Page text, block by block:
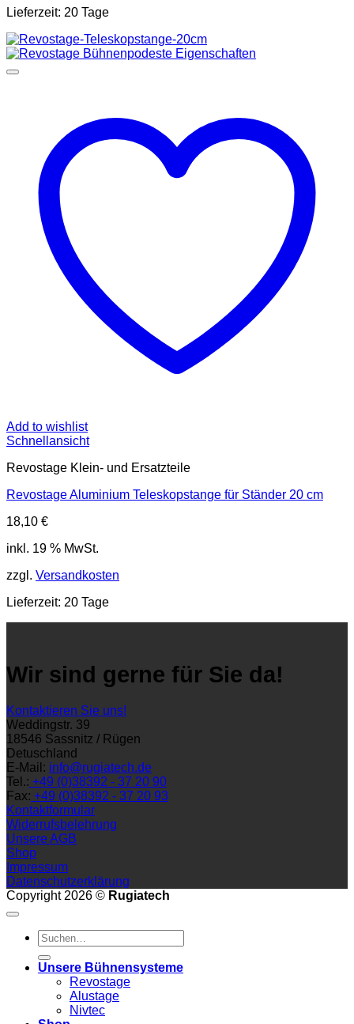
Lieferzeit: 20 Tage
Add to wishlist
Schnellansicht
Revostage Klein- und Ersatzteile
Revostage Aluminium Teleskopstange für Ständer 20 cm
18,10 €
inkl. 19 % MwSt.
zzgl. Versandkosten
Lieferzeit: 20 Tage
Wir sind gerne für Sie da!
Kontaktieren Sie uns!
Weddingstr. 39
18546 Sassnitz / Rügen
Detuschland
E-Mail: info@rugiatech.de
Tel.: +49 (0)38392 - 37 20 90
Fax: +49 (0)38392 - 37 20 93
Kontaktformular
Widerrufsbelehrung
Unsere AGB
Shop
Impressum
Datenschutzerklärung
Copyright 2026 © Rugiatech
Suchen
nach:
Unsere Bühnensysteme
Revostage
Alustage
Nivtec